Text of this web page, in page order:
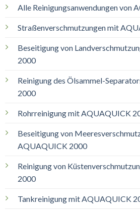
Alle Reinigungsanwendungen von
Straßenverschmutzungen mit
Beseitigung von
2000
Reinigung des Ölsammel-
2000
Rohrreinigung mit AQUAQUICK
Beseitigung von
AQUAQUICK 2000
Reinigung von
2000
Tankreinigung mit AQUAQUICK